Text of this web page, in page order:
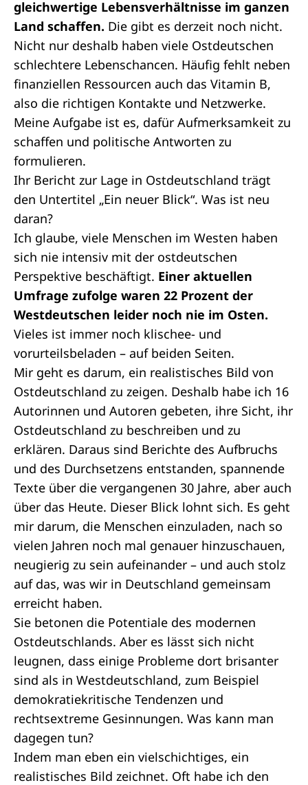
gleichwertige Lebensverhältnisse im ganzen
Land schaffen. Die gibt es derzeit noch nicht.
Nicht nur deshalb haben viele Ostdeutschen
schlechtere Lebenschancen. Häufig fehlt neben
finanziellen Ressourcen auch das Vitamin B,
also die richtigen Kontakte und Netzwerke.
Meine Aufgabe ist es, dafür Aufmerksamkeit zu
schaffen und politische Antworten zu
formulieren.
Ihr Bericht zur Lage in Ostdeutschland trägt
den Untertitel „Ein neuer Blick“. Was ist neu
daran?
Ich glaube, viele Menschen im Westen haben
sich nie intensiv mit der ostdeutschen
Perspektive beschäftigt. Einer aktuellen
Umfrage zufolge waren 22 Prozent der
Westdeutschen leider noch nie im Osten.
Vieles ist immer noch klischee- und
vorurteilsbeladen – auf beiden Seiten.
Mir geht es darum, ein realistisches Bild von
Ostdeutschland zu zeigen. Deshalb habe ich 16
Autorinnen und Autoren gebeten, ihre Sicht, ihr
Ostdeutschland zu beschreiben und zu
erklären. Daraus sind Berichte des Aufbruchs
und des Durchsetzens entstanden, spannende
Texte über die vergangenen 30 Jahre, aber auch
über das Heute. Dieser Blick lohnt sich. Es geht
mir darum, die Menschen einzuladen, nach so
vielen Jahren noch mal genauer hinzuschauen,
neugierig zu sein aufeinander – und auch stolz
auf das, was wir in Deutschland gemeinsam
erreicht haben.
Sie betonen die Potentiale des modernen
Ostdeutschlands. Aber es lässt sich nicht
leugnen, dass einige Probleme dort brisanter
sind als in Westdeutschland, zum Beispiel
demokratiekritische Tendenzen und
rechtsextreme Gesinnungen. Was kann man
dagegen tun?
Indem man eben ein vielschichtiges, ein
realistisches Bild zeichnet. Oft habe ich den